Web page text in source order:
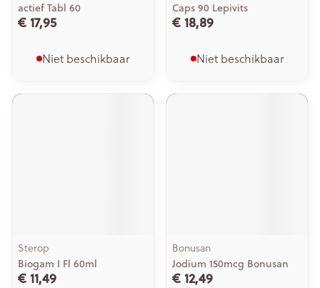
actief Tabl 60
€ 17,95
Niet beschikbaar
Caps 90 Lepivits
€ 18,89
Niet beschikbaar
Sterop
Biogam I Fl 60ml
€ 11,49
Bonusan
Jodium 150mcg Bonusan
€ 12,49